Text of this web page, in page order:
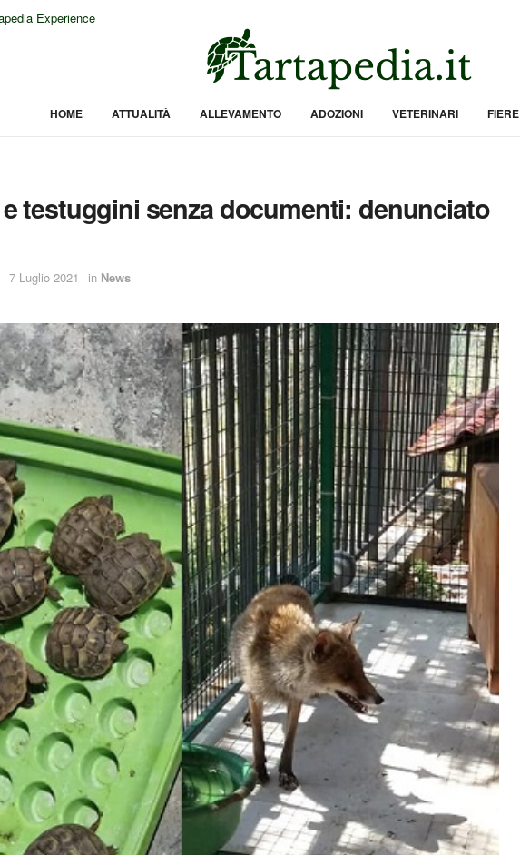
Experience
HOME ATTUALITÀ ALLEVAMENTO ADOZIONI VETERINARI FIERE
testuggini senza documenti: denunciato
7 Luglio 2021 in News